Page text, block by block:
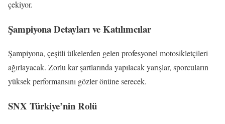
çekiyor.
Şampiyona Detayları ve Katılımcılar
Şampiyona, çeşitli ülkelerden gelen profesyonel motosikletçileri
ağırlayacak. Zorlu kar şartlarında yapılacak yarışlar, sporcuların
yüksek performansını gözler önüne serecek.
SNX Türkiye’nin Rolü